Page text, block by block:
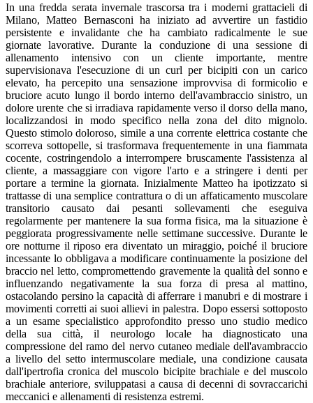
In una fredda serata invernale trascorsa tra i moderni grattacieli di
Milano, Matteo Bernasconi ha iniziato ad avvertire un fastidio
persistente e invalidante che ha cambiato radicalmente le sue
giornate lavorative. Durante la conduzione di una sessione di
allenamento intensivo con un cliente importante, mentre
supervisionava l'esecuzione di un curl per bicipiti con un carico
elevato, ha percepito una sensazione improvvisa di formicolio e
bruciore acuto lungo il bordo interno dell'avambraccio sinistro, un
dolore urente che si irradiava rapidamente verso il dorso della mano,
localizzandosi in modo specifico nella zona del dito mignolo.
Questo stimolo doloroso, simile a una corrente elettrica costante che
scorreva sottopelle, si trasformava frequentemente in una fiammata
cocente, costringendolo a interrompere bruscamente l'assistenza al
cliente, a massaggiare con vigore l'arto e a stringere i denti per
portare a termine la giornata. Inizialmente Matteo ha ipotizzato si
trattasse di una semplice contrattura o di un affaticamento muscolare
transitorio causato dai pesanti sollevamenti che eseguiva
regolarmente per mantenere la sua forma fisica, ma la situazione è
peggiorata progressivamente nelle settimane successive. Durante le
ore notturne il riposo era diventato un miraggio, poiché il bruciore
incessante lo obbligava a modificare continuamente la posizione del
braccio nel letto, compromettendo gravemente la qualità del sonno e
influenzando negativamente la sua forza di presa al mattino,
ostacolando persino la capacità di afferrare i manubri e di mostrare i
movimenti corretti ai suoi allievi in palestra. Dopo essersi sottoposto
a un esame specialistico approfondito presso uno studio medico
della sua città, il neurologo locale ha diagnosticato una
compressione del ramo del nervo cutaneo mediale dell'avambraccio
a livello del setto intermuscolare mediale, una condizione causata
dall'ipertrofia cronica del muscolo bicipite brachiale e del muscolo
brachiale anteriore, sviluppatasi a causa di decenni di sovraccarichi
meccanici e allenamenti di resistenza estremi.